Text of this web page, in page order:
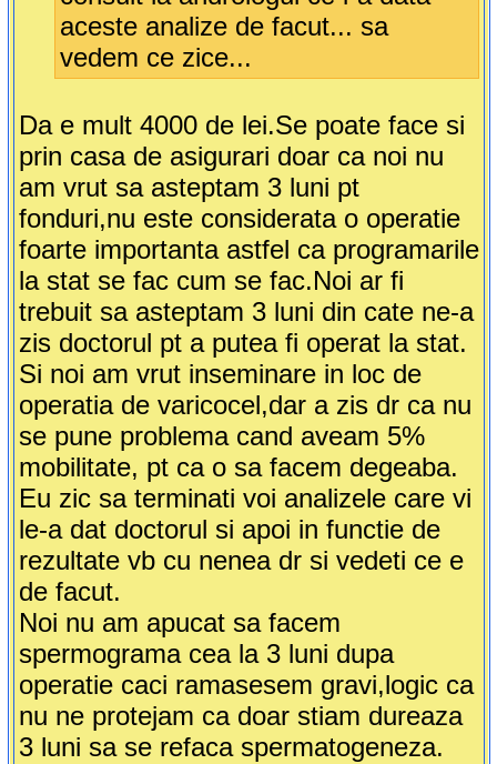
aceste analize de facut... sa
vedem ce zice...
Da e mult 4000 de lei.Se poate face si
prin casa de asigurari doar ca noi nu
am vrut sa asteptam 3 luni pt
fonduri,nu este considerata o operatie
foarte importanta astfel ca programarile
la stat se fac cum se fac.Noi ar fi
trebuit sa asteptam 3 luni din cate ne-a
zis doctorul pt a putea fi operat la stat.
Si noi am vrut inseminare in loc de
operatia de varicocel,dar a zis dr ca nu
se pune problema cand aveam 5%
mobilitate, pt ca o sa facem degeaba.
Eu zic sa terminati voi analizele care vi
le-a dat doctorul si apoi in functie de
rezultate vb cu nenea dr si vedeti ce e
de facut.
Noi nu am apucat sa facem
spermograma cea la 3 luni dupa
operatie caci ramasesem gravi,logic ca
nu ne protejam ca doar stiam dureaza
3 luni sa se refaca spermatogeneza.